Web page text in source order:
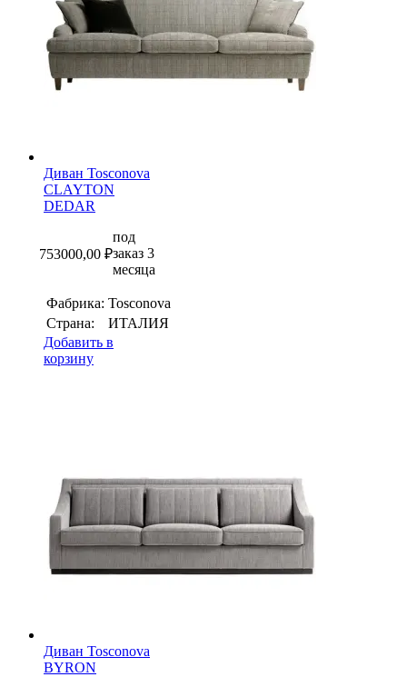
Диван Tosconova
CLAYTON
DEDAR
753000,00 ₽
под
заказ 3
месяца
Фабрика: Tosconova
Страна:
ИТАЛИЯ
Добавить в
корзину
Диван Tosconova
BYRON